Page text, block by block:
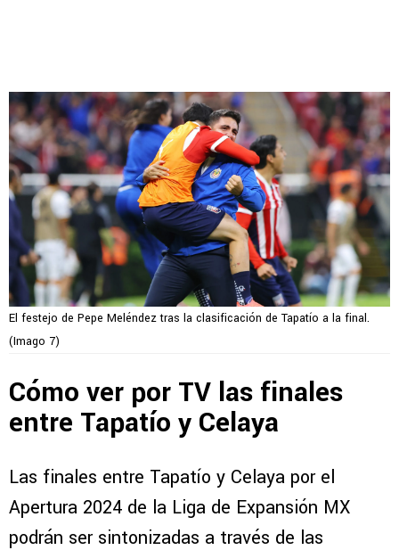
El festejo de Pepe Meléndez tras la clasificación de Tapatío a la final.
(Imago 7)
Cómo ver por TV las finales
entre Tapatío y Celaya
Las finales entre Tapatío y Celaya por el
Apertura 2024 de la Liga de Expansión MX
podrán ser sintonizadas a través de las